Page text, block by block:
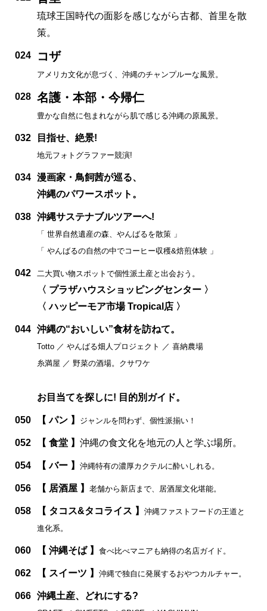
琉球王国時代の面影を感じながら古都、首里を散
策。
024 コザ
アメリカ文化が息づく、沖縄のチャンプルーな風景。
028 名護・本部・今帰仁
豊かな自然に包まれながら肌で感じる沖縄の原風景。
032 目指せ、絶景!
地元フォトグラファー競演!
034 漫画家・鳥飼茜が巡る、
沖縄のパワースポット。
038 沖縄サステナブルツアーへ!
「 世界自然遺産の森、やんばるを散策 」
「 やんばるの自然の中でコーヒー収穫&焙煎体験 」
042 二大買い物スポットで個性派土産と出会おう。
〈 プラザハウスショッピングセンター 〉
〈 ハッピーモア市場 Tropical店 〉
044 沖縄の“おいしい”食材を訪ねて。
Totto ／ やんばる畑人プロジェクト ／ 喜納農場
糸満屋 ／ 野菜の酒場。クサワケ
お目当てを探しに! 目的別ガイド。
050 【 パン 】 ジャンルを問わず、個性派揃い！
052 【 食堂 】 沖縄の食文化を地元の人と学ぶ場所。
054 【 バー 】 沖縄特有の濃厚カクテルに酔いしれる。
056 【 居酒屋 】 老舗から新店まで、居酒屋文化堪能。
058 【 タコス&タコライス 】 沖縄ファストフードの王道と
進化系。
060 【 沖縄そば 】 食べ比べマニアも納得の名店ガイド。
062 【 スイーツ 】 沖縄で独自に発展するおやつカルチャー。
066 沖縄土産、どれにする?